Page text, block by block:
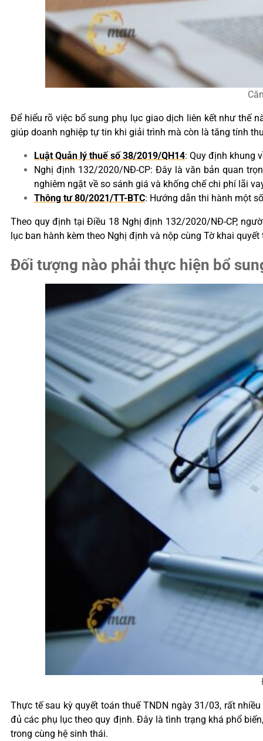
Để hiểu rõ việc bổ sung phụ lục giao dịch liên kết như thế
giúp doanh nghiệp tự tin khi giải trình mà còn là tăng tính
Luật Quản lý thuế số 38/2019/QH14: Quy định khung
Nghị định 132/2020/NĐ-CP: Đây là văn bản quan
nghiêm ngặt về so sánh giá và khống chế chi phí lãi
Thông tư 80/2021/TT-BTC: Hướng dẫn thi hành một
Theo quy định tại Điều 18 Nghị định 132/2020/NĐ-CP,
lục ban hành kèm theo Nghị định và nộp cùng Tờ khai quyết
Đối tượng nào phải thực hiện bổ
Thực tế sau kỳ quyết toán thuế TNDN ngày 31/03, rất
đủ các phụ lục theo quy định. Đây là tình trạng khá phổ
trong cùng hệ sinh thái.